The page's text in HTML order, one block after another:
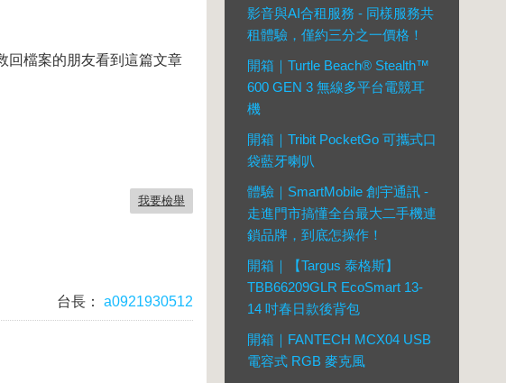
回檔案的朋友看到這篇文章
我要檢舉
台長：
a0921930512
影音與AI合租服務 - 同樣服務共
租體驗，僅約三分之一價格！
開箱｜Turtle Beach® Stealth™
600 GEN 3 無線多平台電競耳
機
開箱｜Tribit PocketGo 可攜式口
袋藍牙喇叭
體驗｜SmartMobile 創宇通訊 -
走進門市搞懂全台最大二手機連
鎖品牌，到底怎操作！
開箱｜【Targus 泰格斯】
TBB66209GLR EcoSmart 13-
14 吋春日款後背包
開箱｜FANTECH MCX04 USB
電容式 RGB 麥克風